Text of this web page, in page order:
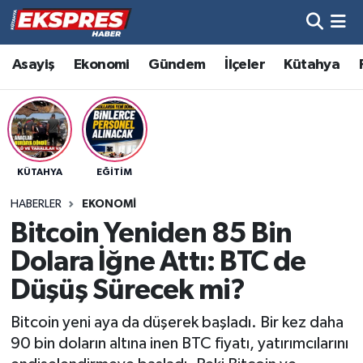
Asayiş Ekonomi Gündem İlçeler Kütahya
KÜTAHYA EĞITIM
HABERLER EKONOMI
Bitcoin Yeniden 85 Bin
Dolara İğne Attı: BTC de
Düşüş Sürecek mi?
Bitcoin yeni aya da düşerek başladı. Bir kez daha
90 bin doların altına inen BTC fiyatı, yatırımcılarını
Altıntaş
Asayiş
Aslanapa
Bölge
Çavdarhisar
Dumlupınar
Hava Durumu
Trafik Durumu
Süper Lig Puan Durumu ve Fikstür
Son Dakika Haberleri
Haber Arşivi